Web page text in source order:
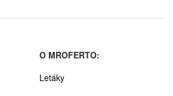
O MROFERTO:
Letáky